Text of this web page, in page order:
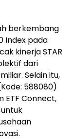
berkembang
Index pada
kinerja STAR
dari
Selain itu,
588080)
ETF Connect,